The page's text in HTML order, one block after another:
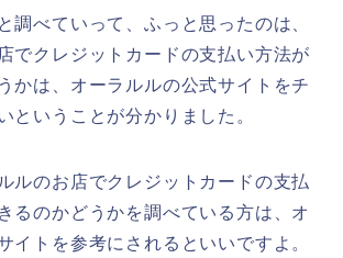
調べていって、ふっと思ったのは、
でクレジットカードの支払い方法が
かは、オーラルルの公式サイトをチ
ということが分かりました。
ルのお店でクレジットカードの支払
るのかどうかを調べている方は、オ
イトを参考にされるといいですよ。